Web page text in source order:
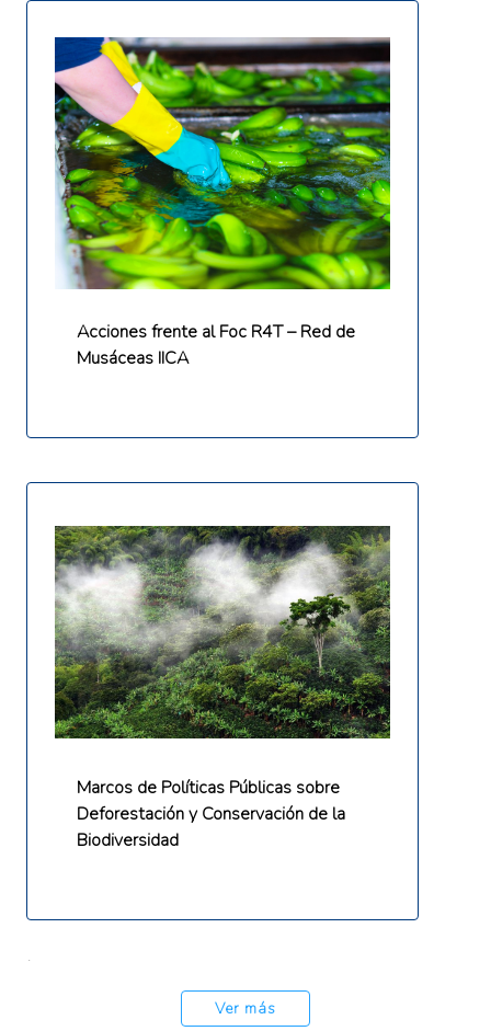
Acciones frente al Foc R4T – Red de
Musáceas IICA
Marcos de Políticas Públicas sobre
Deforestación y Conservación de la
Biodiversidad
.
Ver más